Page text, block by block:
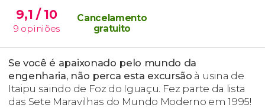
9,1 / 10
9 opiniões
Cancelamento
gratuito
Se você é apaixonado pelo mundo da
engenharia, não perca esta excursão à usina de
Itaipu saindo de Foz do Iguaçu. Fez parte da lista
das Sete Maravilhas do Mundo Moderno em 1995!